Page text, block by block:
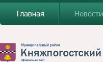
Главная
Новости